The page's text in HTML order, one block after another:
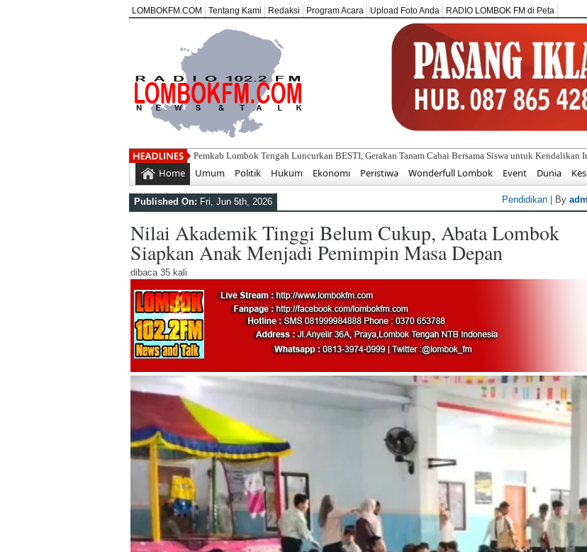
LOMBOKFM.COM Tentang Kami Redaksi Program Acara Upload Foto Anda RADIO LOMBOK FM di Peta
Di Balik Ruang Terapi, Ada Ko
Home Umum Politik Hukum Ekonomi Peristiwa Wonderfull Lombok Event Dunia
Published On: Fri, Jun 5th, 2026 Pendidikan | By
Nilai Akademik Tinggi Belum Cukup, Abata Lombok
Siapkan Anak Menjadi Pemimpin Masa Depan
dibaca 35 kali